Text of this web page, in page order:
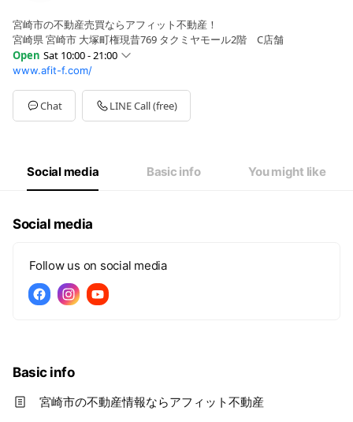
宮崎市の不動産売買ならアフィット不動産！
宮崎県 宮崎市 大塚町権現昔769 タクミヤモール2階 C店舗
Open Sat 10:00 - 21:00
Sun10:00 - 21:00
Mon10:00 - 21:00
Tue10:00 - 21:00
Wed10:00 - 21:00
10:00 - 21:00
www.afit-f.com/
Chat LINE Call (free)
Social media Basic info You might like
Social media
Follow us on social media
Basic info
宮崎市の不動産情報ならアフィット不動産